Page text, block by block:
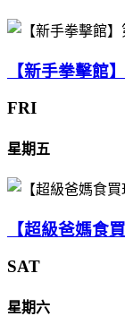
【新手拳擊館
FRI
星期五
【超級爸媽食
SAT
星期六